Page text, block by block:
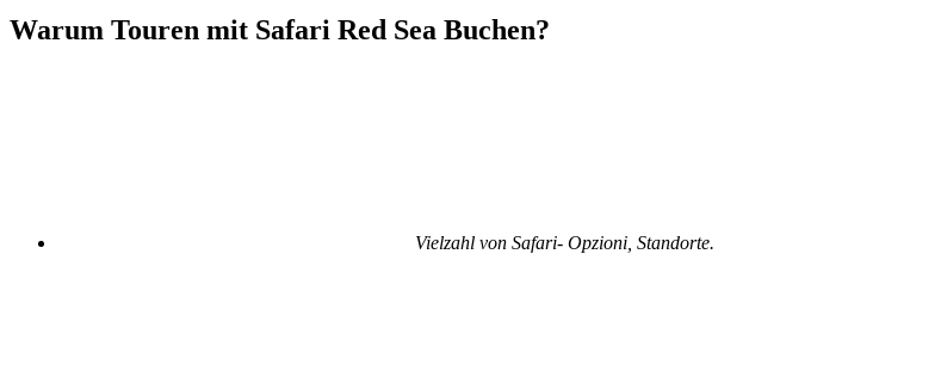
Warum Touren mit Safari Red Sea Buchen?
Vielzahl von Safari- Opzioni, Standorte.